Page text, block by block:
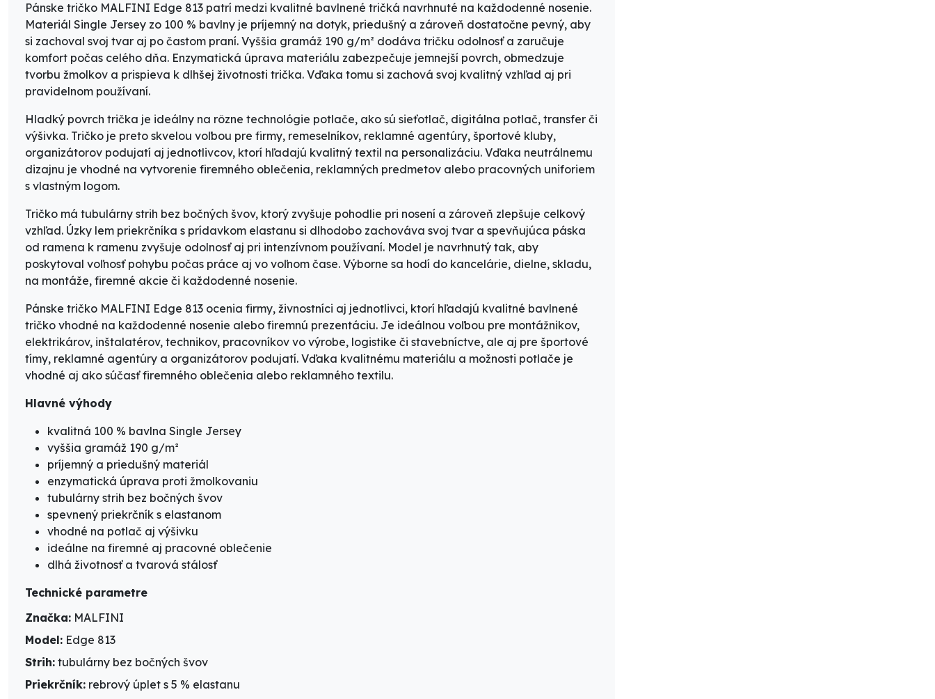
Pánske tričko MALFINI Edge 813 patrí medzi kvalitné bavlnené tričká navrhnuté na každodenné nosenie.
Materiál Single Jersey zo 100 % bavlny je príjemný na dotyk, priedušný a zároveň dostatočne pevný, aby
si zachoval svoj tvar aj po častom praní. Vyššia gramáž 190 g/m² dodáva tričku odolnosť a zaručuje
komfort počas celého dňa. Enzymatická úprava materiálu zabezpečuje jemnejší povrch, obmedzuje
tvorbu žmolkov a prispieva k dlhšej životnosti trička. Vďaka tomu si zachová svoj kvalitný vzhľad aj pri
pravidelnom používaní.
Hladký povrch trička je ideálny na rôzne technológie potlače, ako sú sieťotlač, digitálna potlač, transfer či
výšivka. Tričko je preto skvelou voľbou pre firmy, remeselníkov, reklamné agentúry, športové kluby,
organizátorov podujatí aj jednotlivcov, ktorí hľadajú kvalitný textil na personalizáciu. Vďaka neutrálnemu
dizajnu je vhodné na vytvorenie firemného oblečenia, reklamných predmetov alebo pracovných uniforiem
s vlastným logom.
Tričko má tubulárny strih bez bočných švov, ktorý zvyšuje pohodlie pri nosení a zároveň zlepšuje celkový
vzhľad. Úzky lem priekrčníka s prídavkom elastanu si dlhodobo zachováva svoj tvar a spevňujúca páska
od ramena k ramenu zvyšuje odolnosť aj pri intenzívnom používaní. Model je navrhnutý tak, aby
poskytoval voľnosť pohybu počas práce aj vo voľnom čase. Výborne sa hodí do kancelárie, dielne, skladu,
na montáže, firemné akcie či každodenné nosenie.
Pánske tričko MALFINI Edge 813 ocenia firmy, živnostníci aj jednotlivci, ktorí hľadajú kvalitné bavlnené
tričko vhodné na každodenné nosenie alebo firemnú prezentáciu. Je ideálnou voľbou pre montážnikov,
elektrikárov, inštalatérov, technikov, pracovníkov vo výrobe, logistike či stavebníctve, ale aj pre športové
tímy, reklamné agentúry a organizátorov podujatí. Vďaka kvalitnému materiálu a možnosti potlače je
vhodné aj ako súčasť firemného oblečenia alebo reklamného textilu.
Hlavné výhody
kvalitná 100 % bavlna Single Jersey
vyššia gramáž 190 g/m²
príjemný a priedušný materiál
enzymatická úprava proti žmolkovaniu
tubulárny strih bez bočných švov
spevnený priekrčník s elastanom
vhodné na potlač aj výšivku
ideálne na firemné aj pracovné oblečenie
dlhá životnosť a tvarová stálosť
Technické parametre
Značka: MALFINI
Model: Edge 813
Strih: tubulárny bez bočných švov
Priekrčník: rebrový úplet s 5 % elastanu